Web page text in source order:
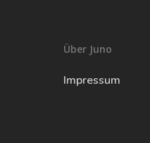
Über Juno
Impressum